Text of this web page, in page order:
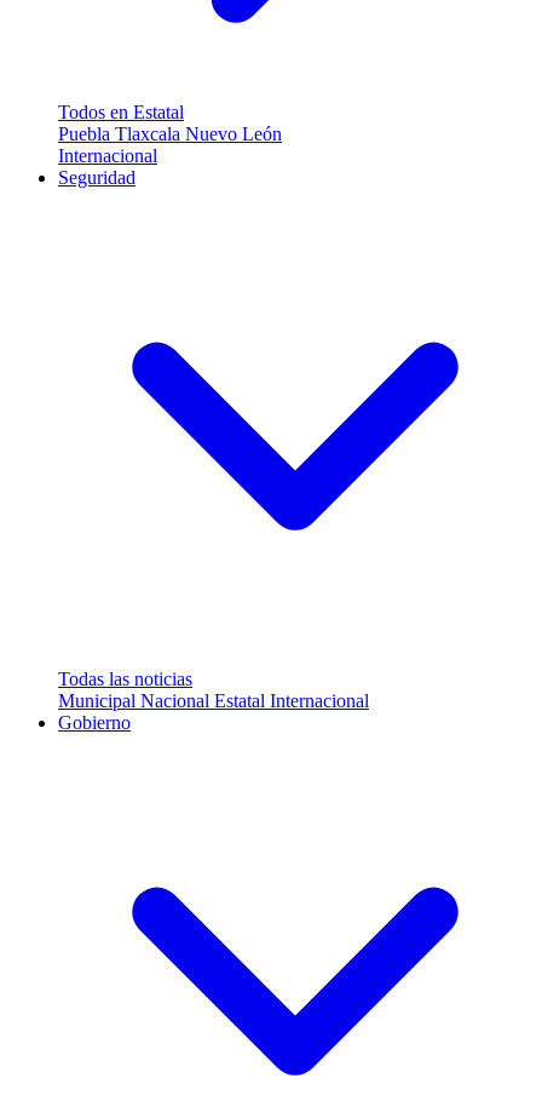
Todos en Estatal
Puebla Tlaxcala Nuevo León
Internacional
Seguridad
Todas las noticias
Municipal Nacional Estatal Internacional
Gobierno